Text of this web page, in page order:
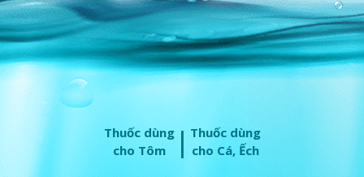
Thuốc dùng
cho Tôm | Thuốc dùng
cho Cá, Ếch